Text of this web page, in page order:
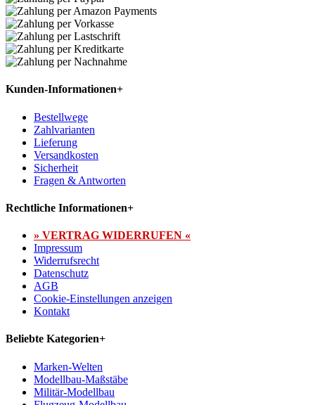
Kunden-Informationen+
Bestellwege
Zahlvarianten
Lieferung
Versandkosten
Sicherheit
Fragen & Antworten
Rechtliche Informationen+
» VERTRAG WIDERRUFEN «
Impressum
Widerrufsrecht
Datenschutz
AGB
Cookie-Einstellungen anzeigen
Kontakt
Beliebte Kategorien+
Marken-Welten
Modellbau-Maßstäbe
Militär-Modellbau